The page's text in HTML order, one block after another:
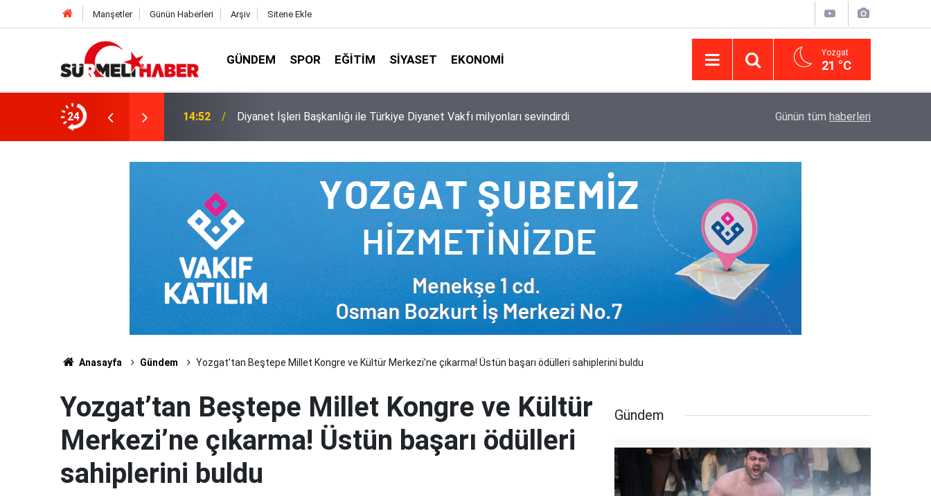
Manşetler Günün Haberleri Arşiv Sitene Ekle
GÜNDEM SPOR EĞITIM SIYASET EKONOMI Yozgat
21 °C
24
okurlarıyla buluştu 14:52 Diyanet İşleri Başkanlığı ile Türkiye Diyanet Vakfı milyonları sevindirdi Yargıtay’da iletişim hamlesi: Kurumsal
Günün tüm haberleri
Anasayfa Gündem Yozgat’tan Beştepe Millet Kongre ve Kültür Merkezi’ne çıkarma! Üstün başarı ödülleri sahiplerini buldu
Yozgat’tan Beştepe Millet Kongre ve Kültür
Merkezi’ne çıkarma! Üstün başarı ödülleri
sahiplerini buldu
Gündem